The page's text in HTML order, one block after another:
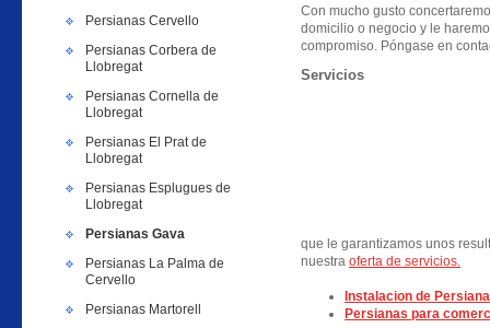
Persianas Cervello
Persianas Corbera de
Llobregat
Persianas Cornella de
Llobregat
Persianas El Prat de
Llobregat
Persianas Esplugues de
Llobregat
Persianas Gava
Persianas La Palma de
Cervello
Persianas Martorell
Con mucho gusto
domicilio o negocio y le
compromiso. Póngase en
Servicios
que le garantizamos unos
nuestra oferta de servicios.
Instalacion de Persiana
Persianas para